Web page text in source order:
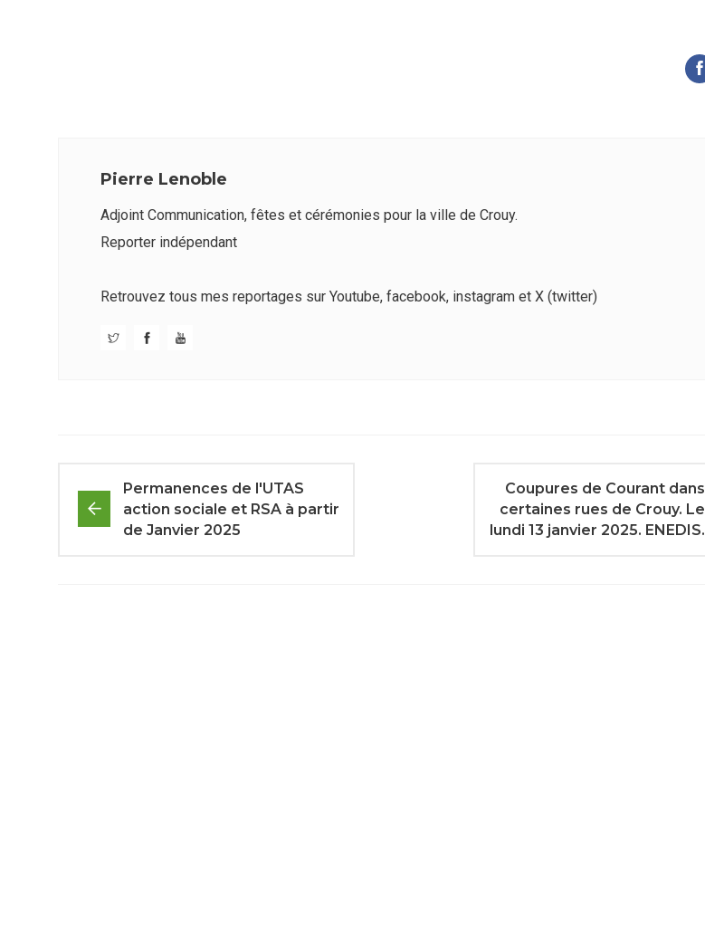
Pierre Lenoble
Adjoint Communication, fêtes et cérémonies pour la ville de Crouy.
Reporter indépendant
Retrouvez tous mes reportages sur Youtube, facebook, instagram et X (twitter)
Permanences de l'UTAS
action sociale et RSA à partir
de Janvier 2025
Coupures de Courant dans
certaines rues de Crouy. Le
lundi 13 janvier 2025. ENEDIS.